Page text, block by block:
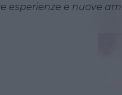
esperienze e nuove